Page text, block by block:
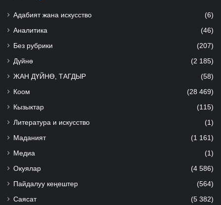
Адабият жана искусство (6)
Аналитика (46)
Без рубрики (207)
Дүйнө (2 185)
ЖАН ДҮЙНӨ, ТАГДЫР (58)
Коом (28 469)
Кызыктар (115)
Литература и искусство (1)
Маданият (1 161)
Медиа (1)
Окуялар (4 586)
Пайдалуу кеңештер (564)
Саясат (5 382)